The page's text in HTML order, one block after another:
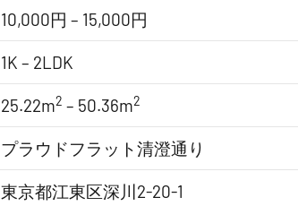
10,000円 – 15,000円
1K – 2LDK
25.22m2 – 50.36m2
プラウドフラット清澄通り
東京都江東区深川2-20-1